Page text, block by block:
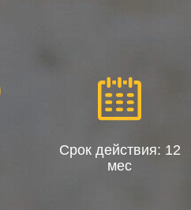
Срок действия: 12
мес